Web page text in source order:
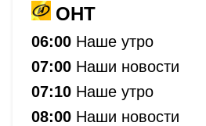
ОНТ
06:00 Наше утро
07:00 Наши новости
07:10 Наше утро
08:00 Наши новости